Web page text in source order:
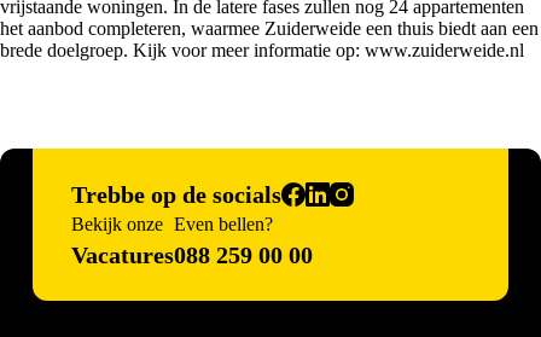
vrijstaande woningen. In de latere fases zullen nog 24 appartementen
het aanbod completeren, waarmee Zuiderweide een thuis biedt aan een
brede doelgroep. Kijk voor meer informatie op: www.zuiderweide.nl
Trebbe op de socials
Bekijk onze
Vacatures
Even bellen?
088 259 00 00